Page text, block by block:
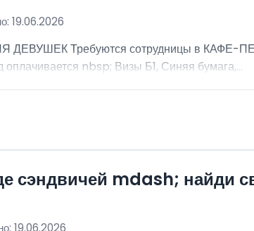
19.06.2026
Требуются сотрудницы в КАФЕ-
nbsp; Визы Б1, Синяя бумага,...
сэндвичей mdash; найди
19.06.2026